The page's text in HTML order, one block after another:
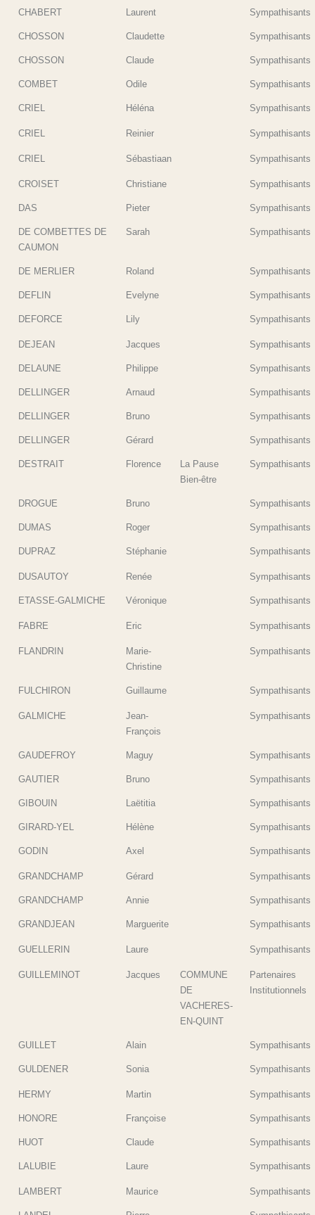
CHABERT Laurent Sympathisants
CHOSSON Claudette Sympathisants
CHOSSON Claude Sympathisants
COMBET Odile Sympathisants
CRIEL Héléna Sympathisants
CRIEL Reinier Sympathisants
CRIEL Sébastiaan Sympathisants
CROISET Christiane Sympathisants
DAS Pieter Sympathisants
DE COMBETTES DE
CAUMON
Sarah Sympathisants
DE MERLIER Roland Sympathisants
DEFLIN Evelyne Sympathisants
DEFORCE Lily Sympathisants
DEJEAN Jacques Sympathisants
DELAUNE Philippe Sympathisants
DELLINGER Arnaud Sympathisants
DELLINGER Bruno Sympathisants
DELLINGER Gérard Sympathisants
DESTRAIT Florence
La Pause
Bien-être
Sympathisants
DROGUE Bruno Sympathisants
DUMAS Roger Sympathisants
DUPRAZ Stéphanie Sympathisants
DUSAUTOY Renée Sympathisants
ETASSE-GALMICHE Véronique Sympathisants
FABRE Eric Sympathisants
FLANDRIN
Marie-
Christine
Sympathisants
FULCHIRON Guillaume Sympathisants
GALMICHE
Jean-
François
Sympathisants
GAUDEFROY Maguy Sympathisants
GAUTIER Bruno Sympathisants
GIBOUIN Laëtitia Sympathisants
GIRARD-YEL Hélène Sympathisants
GODIN Axel Sympathisants
GRANDCHAMP Gérard Sympathisants
GRANDCHAMP Annie Sympathisants
GRANDJEAN Marguerite Sympathisants
GUELLERIN Laure Sympathisants
GUILLEMINOT Jacques
COMMUNE
DE
VACHERES-
EN-QUINT
Partenaires
Institutionnels
GUILLET Alain Sympathisants
GULDENER Sonia Sympathisants
HERMY Martin Sympathisants
HONORE Françoise Sympathisants
HUOT Claude Sympathisants
LALUBIE Laure Sympathisants
LAMBERT Maurice Sympathisants